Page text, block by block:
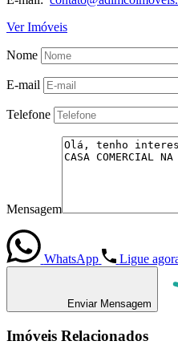
Ver Imóveis
Nome
E-mail
Telefone
Mensagem
WhatsApp Ligue
Enviar Mensagem
Imóveis Relacionados